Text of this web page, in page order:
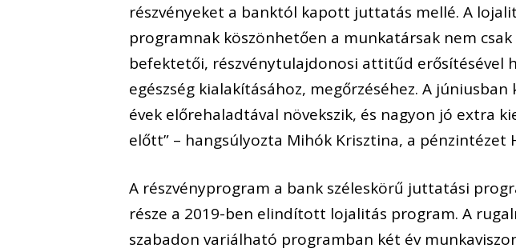
részvényeket a banktól kapott juttatás mellé. A
programnak köszönhetően a munkatársak nem
befektetői, részvénytulajdonosi attitűd erősítésével
egészség kialakításához, megőrzéséhez. A
évek előrehaladtával növekszik, és nagyon jó extra
előtt” – hangsúlyozta Mihók Krisztina, a pénzintézet
A részvényprogram a bank széleskörű juttatási
része a 2019-ben elindított lojalitás program. A
szabadon variálható programban két év